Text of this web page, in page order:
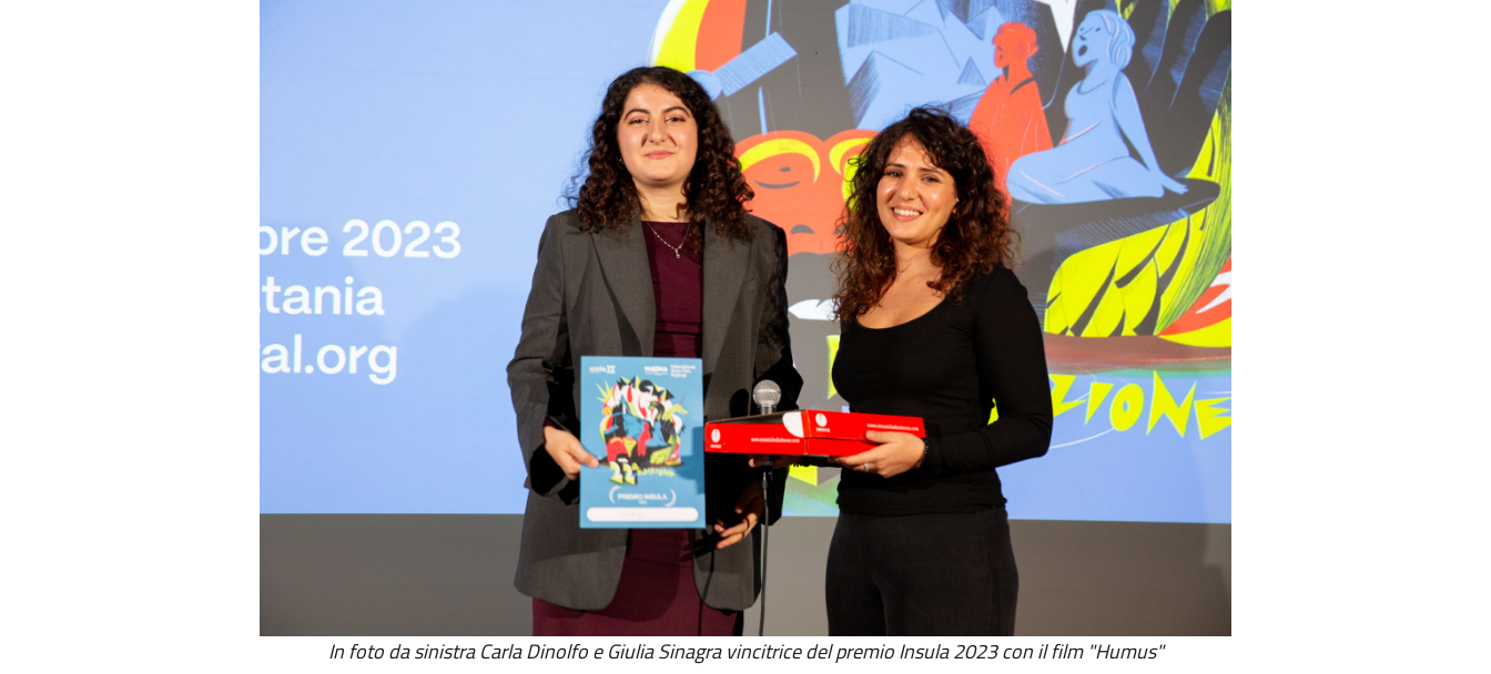
In foto da sinistra Carla Dinolfo e Giulia Sinagra vincitrice del premio Insula 2023 con il film "Humus"